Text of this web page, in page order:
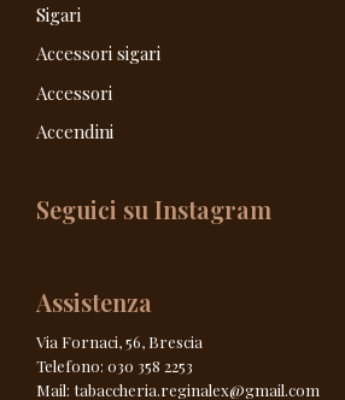
Sigari
Accessori sigari
Accessori
Accendini
Seguici su Instagram
Assistenza
Via Fornaci, 56, Brescia
Telefono: 030 358 2253
Mail: tabaccheria.reginalex@gmail.com